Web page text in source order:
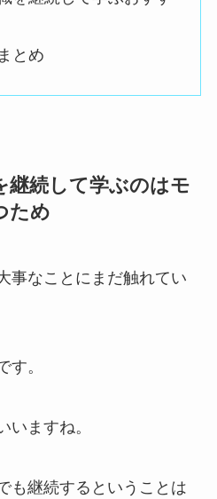
とめ
継続して学ぶのはモ
ため
事なことにまだ触れてい
す。
ますね。
も継続するということは